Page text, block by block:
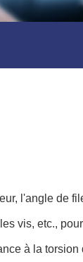
l'angle de
vis, etc.,
à la torsion